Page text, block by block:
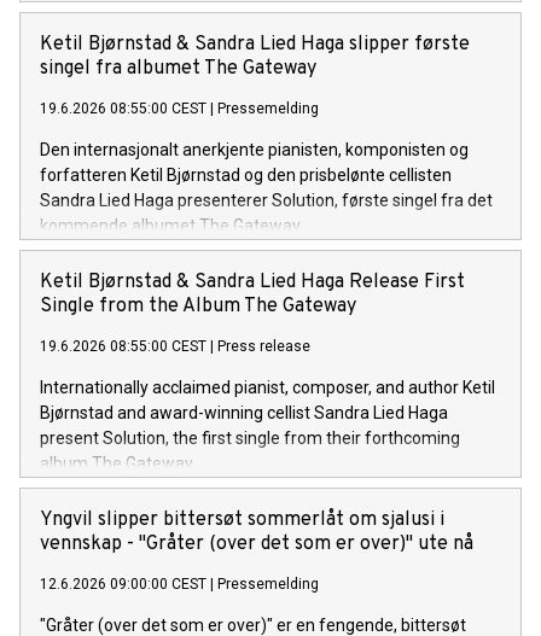
strekker til for menneskene man er glad i. Lytt til "Håper det
er nok" her.
Ketil Bjørnstad & Sandra Lied Haga slipper første
singel fra albumet The Gateway
19.6.2026 08:55:00 CEST Pressemelding
Den internasjonalt anerkjente pianisten, komponisten og
forfatteren Ketil Bjørnstad og den prisbelønte cellisten
Sandra Lied Haga presenterer Solution, første singel fra det
kommende albumet The Gateway.
Ketil Bjørnstad & Sandra Lied Haga Release First
Single from the Album The Gateway
19.6.2026 08:55:00 CEST Press release
Internationally acclaimed pianist, composer, and author Ketil
Bjørnstad and award-winning cellist Sandra Lied Haga
present Solution, the first single from their forthcoming
album The Gateway.
Yngvil slipper bittersøt sommerlåt om sjalusi i
vennskap - "Gråter (over det som er over)" ute nå
12.6.2026 09:00:00 CEST Pressemelding
"Gråter (over det som er over)" er en fengende, bittersøt